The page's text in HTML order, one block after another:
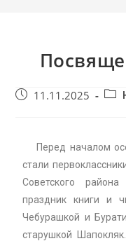
11.11.2025
Перед началом
стали
Советского
праздник книги и
Чебурашкой и
старушкой